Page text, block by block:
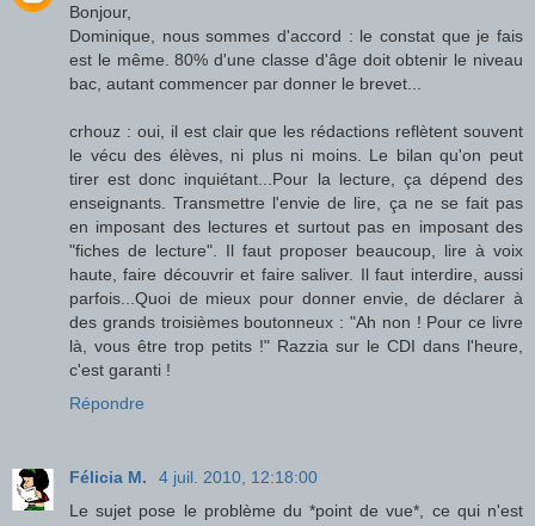
Bonjour,
Dominique, nous sommes d'accord : le constat que je fais
est le même. 80% d'une classe d'âge doit obtenir le niveau
bac, autant commencer par donner le brevet...
crhouz : oui, il est clair que les rédactions reflètent souvent
le vécu des élèves, ni plus ni moins. Le bilan qu'on peut
tirer est donc inquiétant...Pour la lecture, ça dépend des
enseignants. Transmettre l'envie de lire, ça ne se fait pas
en imposant des lectures et surtout pas en imposant des
"fiches de lecture". Il faut proposer beaucoup, lire à voix
haute, faire découvrir et faire saliver. Il faut interdire, aussi
parfois...Quoi de mieux pour donner envie, de déclarer à
des grands troisièmes boutonneux : "Ah non ! Pour ce livre
là, vous être trop petits !" Razzia sur le CDI dans l'heure,
c'est garanti !
Répondre
Félicia M.
4 juil. 2010, 12:18:00
Le sujet pose le problème du *point de vue*, ce qui n'est